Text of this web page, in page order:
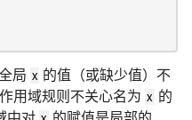
局 x 的值（或缺少值）不
用域规则不关心名为 x 的